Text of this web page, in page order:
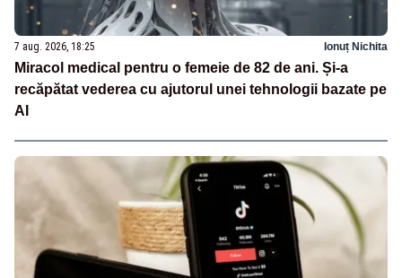
7 aug. 2026, 18:25 Ionuț Nichita
Miracol medical pentru o femeie de 82 de ani. Și-a
recăpătat vederea cu ajutorul unei tehnologii bazate pe
AI